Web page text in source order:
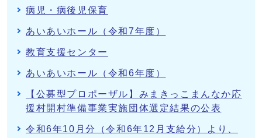
病児・病後児保育
あいあいホール（令和7年度）
教育支援センター
あいあいホール（令和6年度）
【公募型プロポーザル】みまきっこまんなか応
援村開村準備事業実施団体選定結果の公表
令和6年10月分（令和6年12月支給分）より、